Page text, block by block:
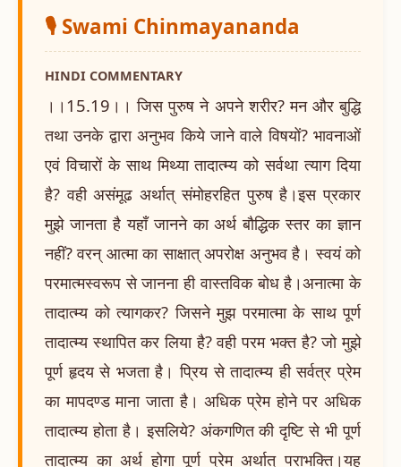
🎙️ Swami Chinmayananda
HINDI COMMENTARY
।।15.19।। जिस पुरुष ने अपने शरीर? मन और बुद्धि
तथा उनके द्वारा अनुभव किये जाने वाले विषयों? भावनाओं
एवं विचारों के साथ मिथ्या तादात्म्य को सर्वथा त्याग दिया
है? वही असंमूढ अर्थात् संमोहरहित पुरुष है।इस प्रकार
मुझे जानता है यहाँ जानने का अर्थ बौद्धिक स्तर का ज्ञान
नहीं? वरन् आत्मा का साक्षात् अपरोक्ष अनुभव है। स्वयं को
परमात्मस्वरूप से जानना ही वास्तविक बोध है।अनात्मा के
तादात्म्य को त्यागकर? जिसने मुझ परमात्मा के साथ पूर्ण
तादात्म्य स्थापित कर लिया है? वही परम भक्त है? जो मुझे
पूर्ण हृदय से भजता है। प्रिय से तादात्म्य ही सर्वत्र प्रेम
का मापदण्ड माना जाता है। अधिक प्रेम होने पर अधिक
तादात्म्य होता है। इसलिये? अंकगणित की दृष्टि से भी पूर्ण
तादात्म्य का अर्थ होगा पूर्ण प्रेम अर्थात् पराभक्ति।यह